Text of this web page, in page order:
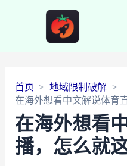
首页
地域限制破解
在海外想看中文解说体育
在海外想看
播，怎么就